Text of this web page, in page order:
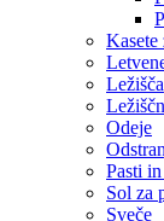
Kasete
Ležišča
Odeje
Pasti
Sol za
Sveče